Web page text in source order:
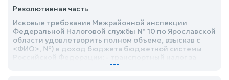
Резолютивная часть
Исковые требования Межрайонной инспекции
Федеральной Налоговой службы № 10 по Ярославской
области удовлетворить полном объеме, взыскав с
<ФИО>, №) в доход бюджета бюджетной системы
Российской Федерации: - транспортный налог за
2020 год в сумме 7587,00 руб., за 2021 год в сумме
...